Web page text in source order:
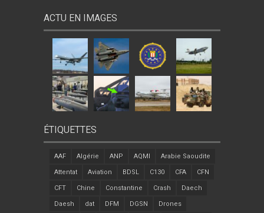
ACTU EN IMAGES
ÉTIQUETTES
AAF Algérie ANP AQMI Arabie Saoudite
Attentat Aviation BDSL C130 CFA CFN
CFT Chine Constantine Crash Daech
Daesh dat DFM DGSN Drones